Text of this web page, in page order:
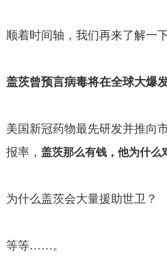
顺着时间轴，我们再来了解一下
盖茨曾预言病毒将在全球大爆
美国新冠药物最先研发并推向
报率， 盖茨那么有钱，他为什么
为什么盖茨会大量援助世卫？
等等……。